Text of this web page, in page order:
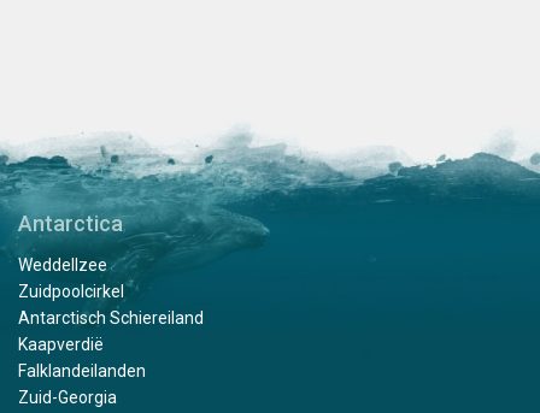
Antarctica
Weddellzee
Zuidpoolcirkel
Antarctisch Schiereiland
Kaapverdië
Falklandeilanden
Zuid-Georgia